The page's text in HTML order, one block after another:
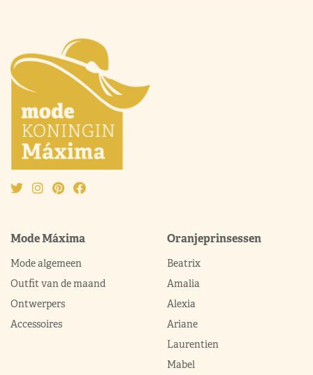
Mode Máxima
Mode algemeen
Outfit van de maand
Ontwerpers
Accessoires
Oranjeprinsessen
Beatrix
Amalia
Alexia
Ariane
Laurentien
Mabel